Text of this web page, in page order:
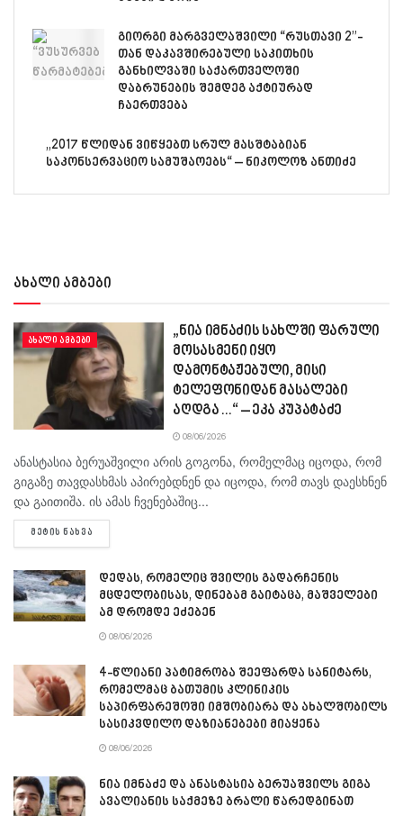
გიორგი მარგველაშვილი “რუსთავი 2”-
თან დაკავშირებული საკითხის
განხილვაში საქართველოში
დაბრუნების შემდეგ აქტიურად
ჩაერთვება
„2017 წლიდან ვიწყებთ სრულ მასშტაბიან
საკონსერვაციო სამუშაოებს“ – ნიკოლოზ ანთიძე
ახალი ამბები
ᲐᲮᲐᲚᲘ ᲐᲛᲑᲔᲑᲘ
„ნია იმნაძის სახლში ფარული
მოსასმენი იყო
დამონტაჟებული, მისი
ტელეფონიდან მასალები
აღდგა…“ – ეკა კუპატაძე
08/06/2026
ანასტასია ბერუაშვილი არის გოგონა, რომელმაც იცოდა, რომ
გიგაზე თავდასხმას აპირებდნენ და იცოდა, რომ თავს დაესხნენ
და გაითიშა. ის ამას ჩვენებაშიც...
ᲛᲔᲢᲘᲡ ᲜᲐᲮᲕᲐ
დედას, რომელიც შვილის გადარჩენის
მცდელობისას, დინებამ გაიტაცა, მაშველები
ამ დრომდე ეძებენ
08/06/2026
4-წლიანი პატიმრობა შეეფარდა სანიტარს,
რომელმაც ბათუმის კლინიკის
საპირფარეშოში იმშობიარა და ახალშობილს
სასიკვდილო დაზიანებები მიაყენა
08/06/2026
ნია იმნაძე და ანასტასია ბერუაშვილს გიგა
ავალიანის საქმეზე ბრალი წარედგინათ